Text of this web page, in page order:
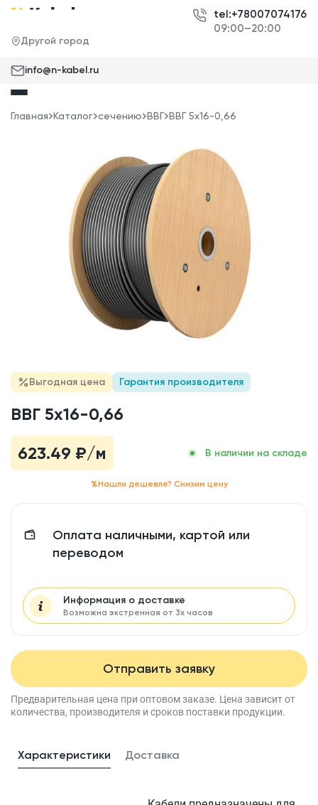
Другой город
tel:+78007074176
09:00–20:00
info@n-kabel.ru
Главная Каталог сечению ВВГ ВВГ 5x16-0,66
Выгодная цена Гарантия производителя
ВВГ 5x16-0,66
623.49 ₽/м В наличии на складе
Нашли дешевле? Снизим цену
Отправить заявку
Предварительная цена при оптовом заказе. Цена зависит от
количества, производителя и сроков поставки продукции.
Оплата наличными, картой или
переводом
Информация о доставке
Возможна экстренная от 3х часов
Характеристики Доставка